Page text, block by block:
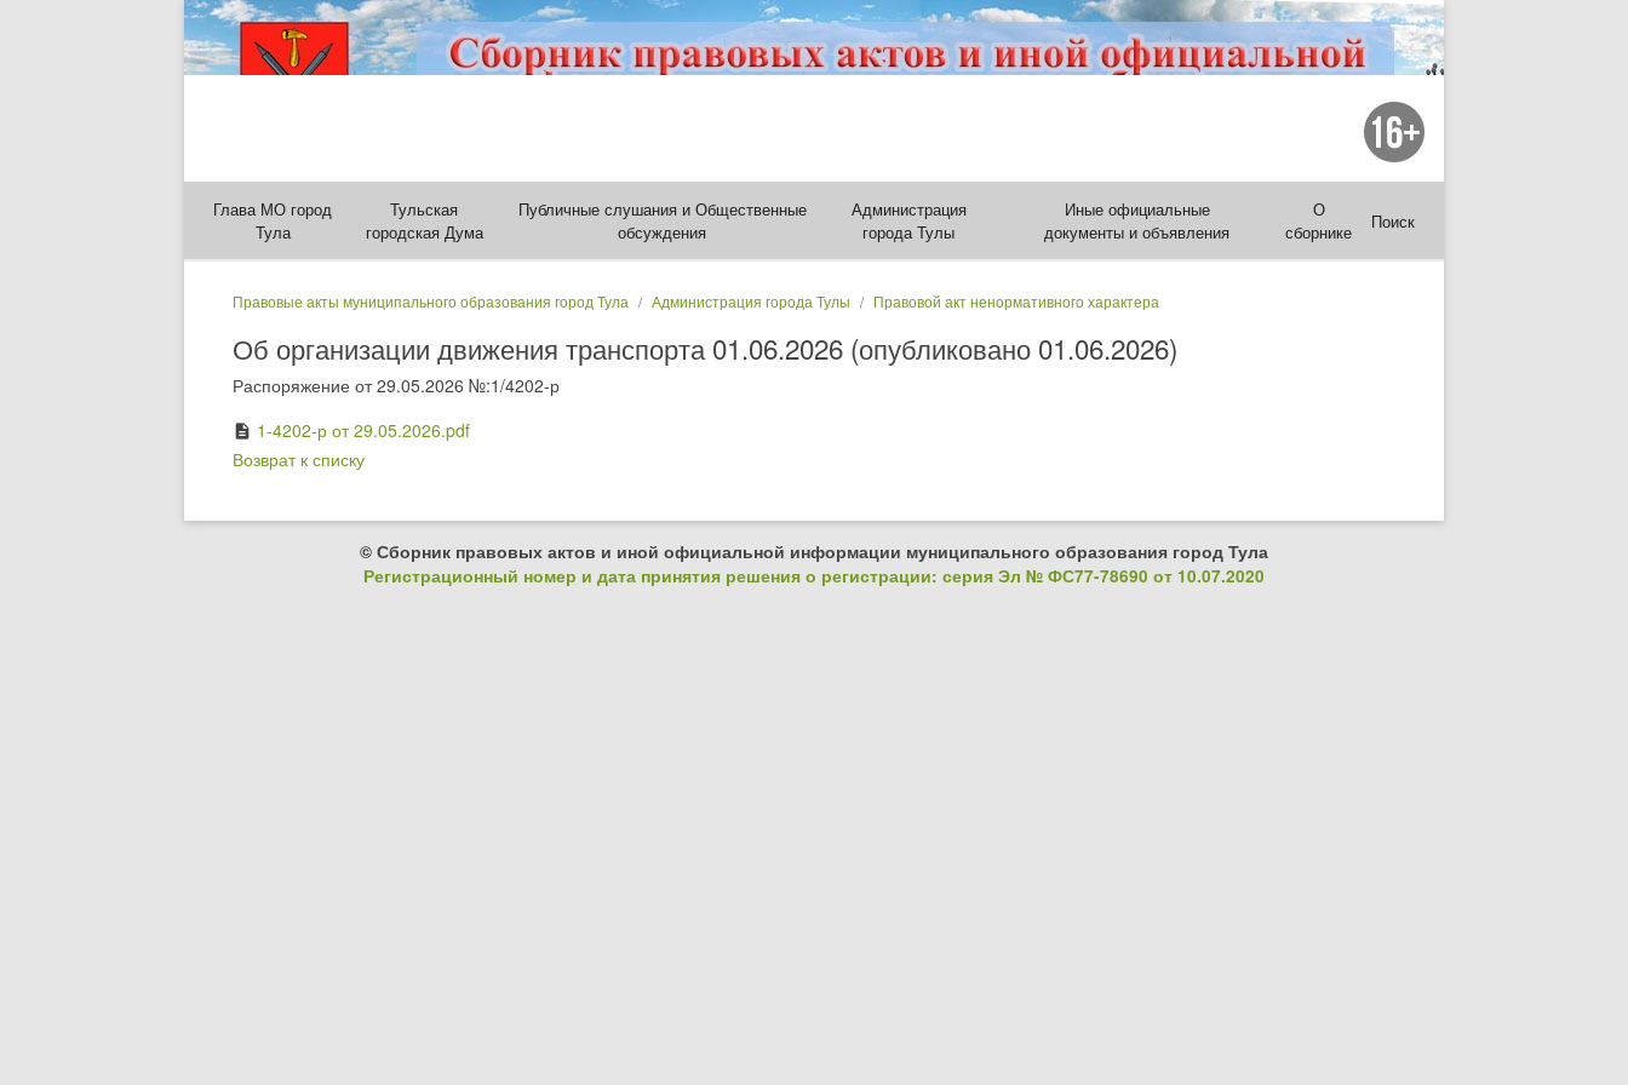
Глава МО город
Тула
Тульская
городская Дума
Публичные слушания и Общественные
обсуждения
Администрация
города Тулы
Иные официальные
документы и объявления
О
сборнике
Поиск
Правовые акты муниципального образования город Тула Администрация города Тулы Правовой акт ненормативного характера
Об организации движения транспорта 01.06.2026 (опубликовано 01.06.2026)
Распоряжение от 29.05.2026 №:1/4202-р
description 1-4202-р от 29.05.2026.pdf
Возврат к списку
© Сборник правовых актов и иной официальной информации муниципального образования город Тула
Регистрационный номер и дата принятия решения о регистрации: серия Эл № ФС77-78690 от 10.07.2020